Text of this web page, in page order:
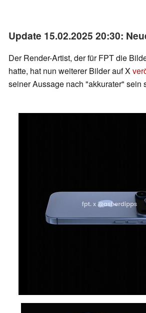
Update 15.02.2025 20:30:
Der Render-Artist, der für FPT die
hatte, hat nun weiterer Bilder auf X
seiner Aussage nach "akkurater" sein